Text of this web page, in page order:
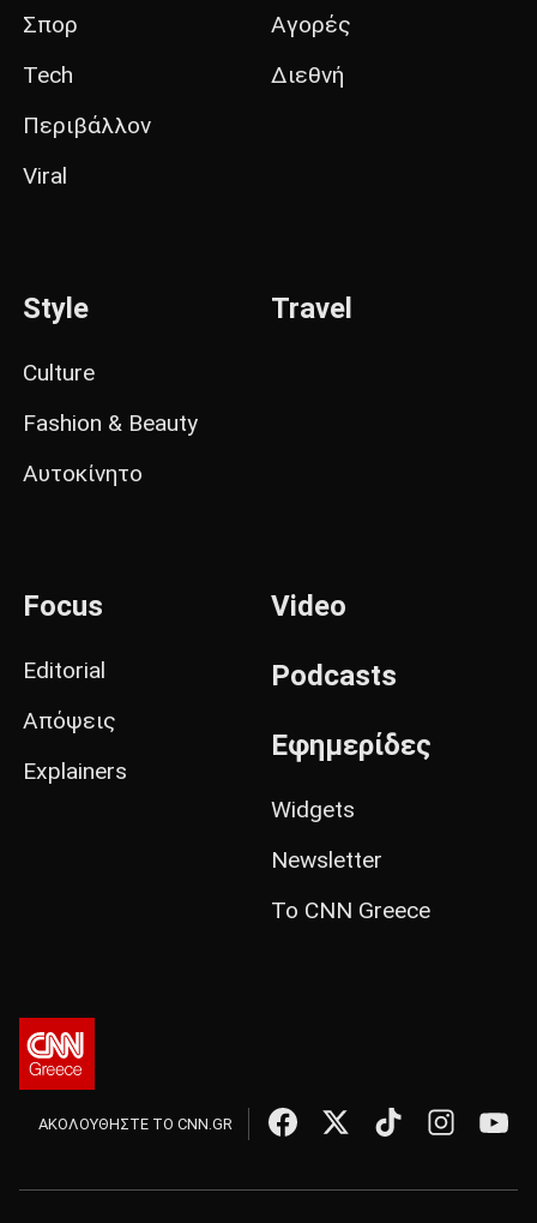
Σπορ
Tech
Περιβάλλον
Viral
Αγορές
Διεθνή
Style
Culture
Fashion & Beauty
Αυτοκίνητο
Travel
Focus
Editorial
Απόψεις
Explainers
Video
Podcasts
Εφημερίδες
Widgets
Newsletter
Το CNN Greece
ΑΚΟΛΟΥΘΗΣΤΕ ΤΟ CNN.GR